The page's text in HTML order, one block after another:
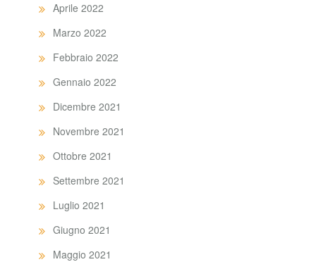
Aprile 2022
Marzo 2022
Febbraio 2022
Gennaio 2022
Dicembre 2021
Novembre 2021
Ottobre 2021
Settembre 2021
Luglio 2021
Giugno 2021
Maggio 2021